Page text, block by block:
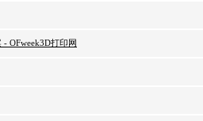
OFweek3D打印网